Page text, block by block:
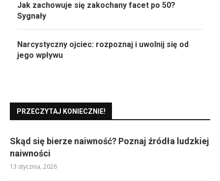
Jak zachowuje się zakochany facet po 50?
Sygnały
Narcystyczny ojciec: rozpoznaj i uwolnij się od
jego wpływu
PRZECZYTAJ KONIECZNIE!
Skąd się bierze naiwność? Poznaj źródła ludzkiej
naiwności
13 stycznia, 2026